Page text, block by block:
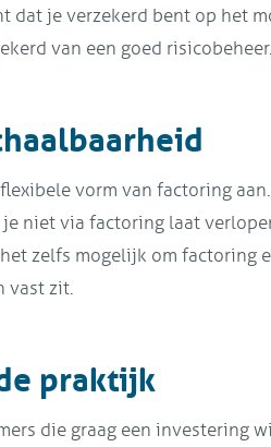
dat je verzekerd bent op het
van een goed risicobeheer.
vorm van factoring
niet via factoring laat
zelfs mogelijk om factoring
vast zit.
praktijk
die graag een investering